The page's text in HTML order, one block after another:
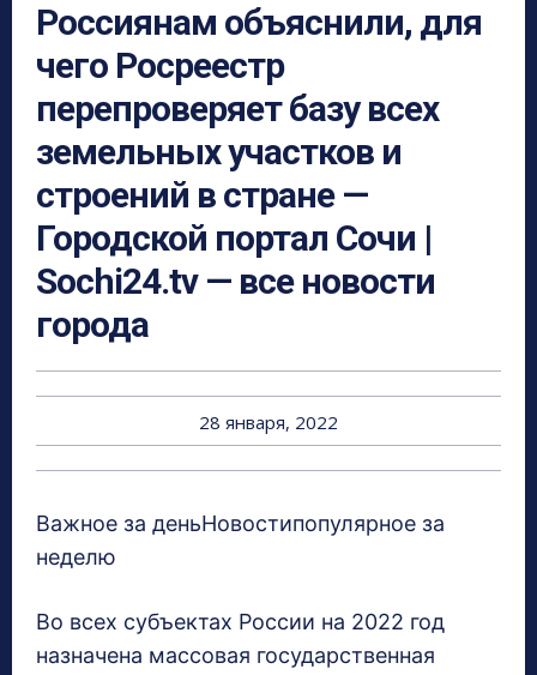
Россиянам объяснили, для
чего Росреестр
перепроверяет базу всех
земельных участков и
строений в стране —
Городской портал Сочи |
Sochi24.tv — все новости
города
28 января, 2022
Важное за деньНовостипопулярное за
неделю
Во всех субъектах России на 2022 год
назначена массовая государственная